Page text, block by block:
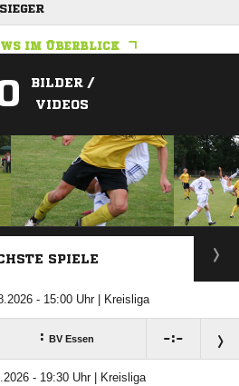
IM ÜBERBLICK
BILDER /
VIDEOS
ANZEIGE
SPIELE
- 15:00 Uhr | Kreisliga
: BV Essen :
- 19:30 Uhr | Kreisliga